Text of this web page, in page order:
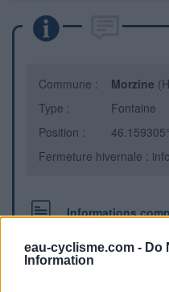
eau-cyclisme.com - Do
Information
Commune : Morzine
Type :
Fontaine
Position :
Fermeture hivernale :
Informations
Une fontaine en bois se
Joux Plane